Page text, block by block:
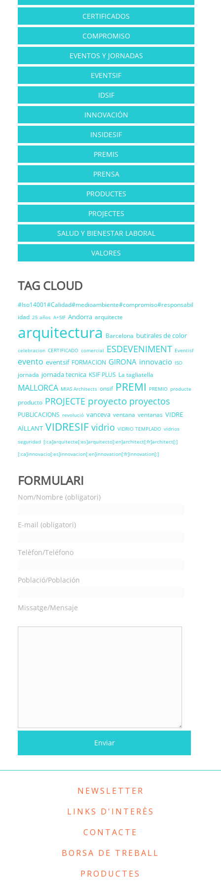
CERTIFICADOS
COMPROMISO
EVENTOS Y JORNADAS
EVENTSIF
IDSIF
INNOVACIÓN
INSIDESIF
PREMIS
PRENSA
PRODUCTES
PROJECTES
SALUD Y BIENESTAR LABORAL
VALORES
TAG CLOUD
#Iso14001#Calidad#medioambiente#compromiso#responsabil
idad 25 años A+SIF Andorra arquitecte
arquitectura Barcelona butirales de color
celebracion CERTIFICADO comercial ESDEVENIMENT Eventisf
evento eventsif FORMACION GIRONA innovacio ISO
jornada jornada tecnica KSIF PLUS La tagliatella
MALLORCA MIAS Architects onsif PREMI PREMIO producte
producto PROJECTE proyecto proyectos
PUBLICACIONS revolució vanceva ventana ventanas VIDRE
AÏLLANT VIDRESIF vidrio VIDRIO TEMPLADO vidrios
seguridad [:ca]arquitecte[:es]arquitecto[:en]architect[:fr]architect[:]
[:ca]innovacio[:es]innovacion[:en]innovation[:fr]innovation[:]
FORMULARI
Nom/Nombre (obligatori)
E-mail (obligatori)
Telèfon/Teléfono
Població/Población
Missatge/Mensaje
NEWSLETTER
LINKS D'INTERÈS
CONTACTE
BORSA DE TREBALL
PRODUCTES